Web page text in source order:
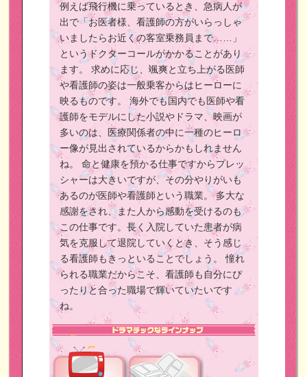
例えば飛行機に乗っているとき、急病人が
出で「お医者様、看護師の方がいらっしゃ
いましたらお近くの客室乗務員まで……」
というドクターコールがかかることがあり
ます。
求めに応じ、颯爽と立ち上がる医師
や看護師の姿は一般乗客からはヒーローに
映るものです。
海外でも国内でも医師や看
護師をモデルにした小説やドラマ、映画が
多いのは、医療関係者の中に一種のヒーロ
ー像が見出されているからかもしれません
ね。
命と健康を預かる仕事ですからプレッ
シャーは大きいですが、その分やりがいも
あるのが医師や看護師という職業。多大な
感謝をされ、また人から感動を受けるのも
この仕事です。長く入院していた患者が病
気を克服して退院していくとき、そう感じ
る看護師もきっといることでしょう。
憧れ
られる職業だからこそ、看護師も自分にぴ
ったりと合った職場で輝いていたいです
ね。